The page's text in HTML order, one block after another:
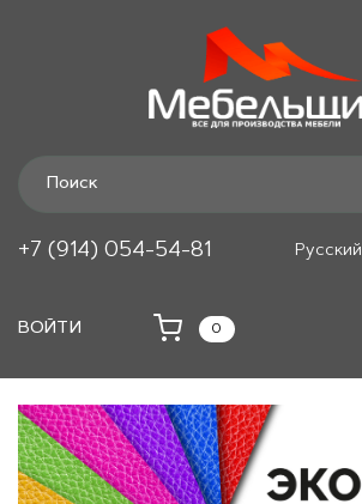
+7 (914) 054-54-81 Русский
ВОЙТИ 0